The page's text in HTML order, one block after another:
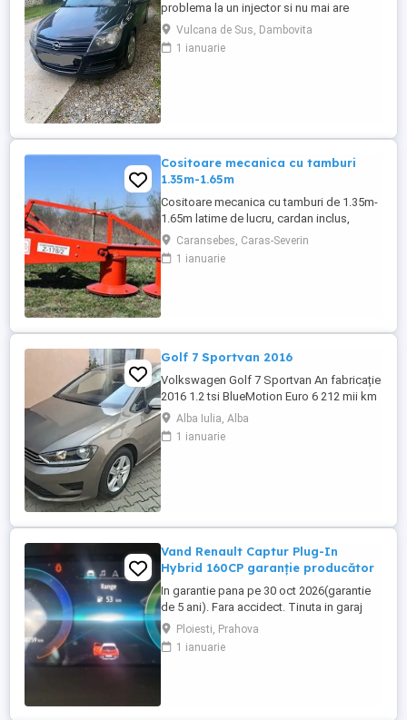
problema la un injector si nu mai are
putere dar se poate deplasa, pretul este
negociabil la fata locului, masina are si
instalație Gpl omologată.
Vulcana de Sus, Dambovita
1 ianuarie
Cositoare mecanica cu tamburi
1.35m-1.65m
Cositoare mecanica cu tamburi de 1.35m-
1.65m latime de lucru, cardan inclus,
prelata, cheie de cutite Transport in toate
judetele
Caransebes, Caras-Severin
1 ianuarie
Golf 7 Sportvan 2016
Volkswagen Golf 7 Sportvan An fabricație
2016 1.2 tsi BlueMotion Euro 6 212 mii km
reali, carte service etc. Import Germania
TEL.
Alba Iulia, Alba
1 ianuarie
Vand Renault Captur Plug-In
Hybrid 160CP garanție producător
In garantie pana pe 30 oct 2026(garantie
de 5 ani). Fara accidect. Tinuta in garaj
(arata ca noua, nu are zgarieturi). Folosita
doar la naveta(30km zilnic). Nu are urme
de uzura, placutele si discurile nu sunt
Ploiesti, Prahova
1 ianuarie